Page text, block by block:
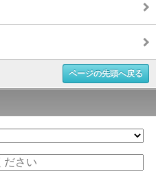
ページの先頭へ戻る